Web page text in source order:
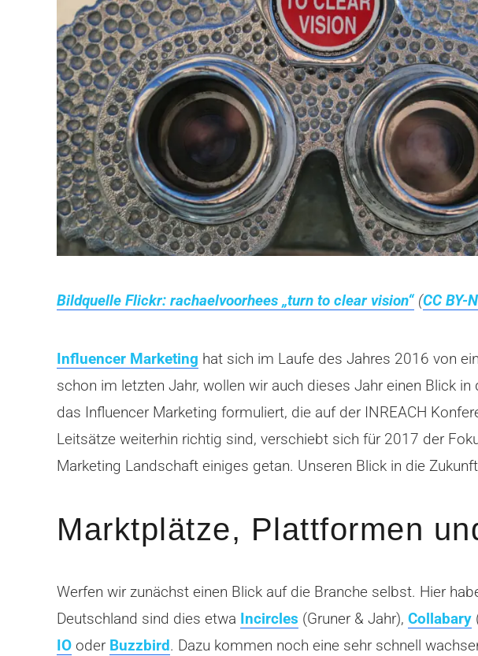
Bildquelle Flickr: rachaelvoorhees „turn to clear vision“ (CC BY-
Influencer Marketing hat sich im Laufe des Jahres 2016 von
schon im letzten Jahr, wollen wir auch dieses Jahr einen Blick
das Influencer Marketing formuliert, die auf der INREACH
Leitsätze weiterhin richtig sind, verschiebt sich für 2017 der
Marketing Landschaft einiges getan. Unseren Blick in die
Marktplätze, Plattformen
Werfen wir zunächst einen Blick auf die Branche selbst. Hier
Deutschland sind dies etwa Incircles (Gruner & Jahr), Collabary
IO oder Buzzbird. Dazu kommen noch eine sehr schnell